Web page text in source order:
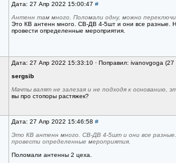
Дата: 27 Апр 2022 15:00:47 #
Антенн там много. Поломали одну, можно
Это КВ антенн много. СВ-ДВ 4-5шт и они все разные.
провести определенные мероприятия.
Дата: 27 Апр 2022 15:33:10 · Поправил: ivanovgoga
sergsib
Мачты валят не залезая и не подходя к основанию,
вы про стопоры растяжек?
Дата: 27 Апр 2022 15:46:58 #
Это КВ антенн много. СВ-ДВ 4-5шт и они все
провести определенные мероприятия.
Поломали антенны 2 цеха.